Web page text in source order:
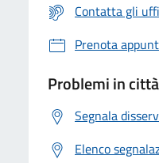
Contatta gli
Prenota
Problemi in città
Segnala
Elenco